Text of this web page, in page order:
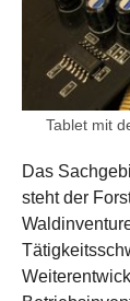
Tablet mit
Das
steht der